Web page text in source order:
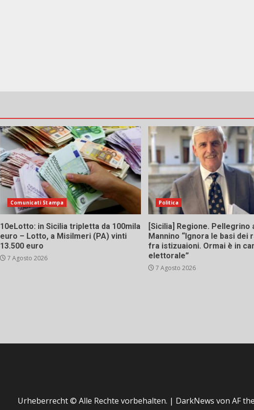
Comunicati Stampa
10eLotto: in Sicilia tripletta da 100mila
euro – Lotto, a Misilmeri (PA) vinti
13.500 euro
7 Agosto 2026
Politica
[Sicilia] Regione. Pellegrino
Mannino “Ignora le basi dei
fra istizuaioni. Ormai è in
elettorale”
7 Agosto 2026
Urheberrecht © Alle Rechte vorbehalten. | DarkNews von AF